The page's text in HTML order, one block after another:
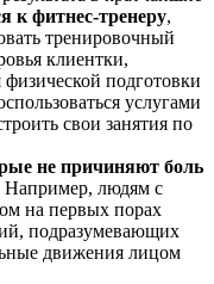
к фитнес-тренеру,
тренировочный
клиентки,
подготовки
услугами
свои занятия по
не причиняют боль
Например, людям с
на первых порах
подразумевающих
движения лицом